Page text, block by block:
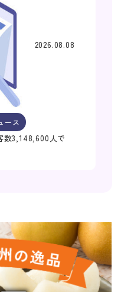
2026.08.08
ース
数3,148,600人で